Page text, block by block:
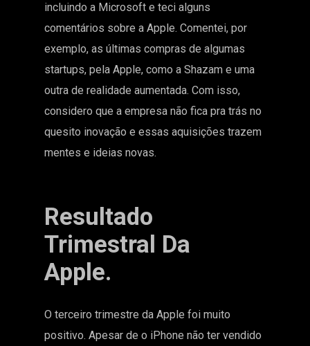
incluindo a Microsoft e teci alguns
comentários sobre a Apple. Comentei, por
exemplo, as últimas compras de algumas
startups, pela Apple, como a Shazam e uma
outra de realidade aumentada. Com isso,
considero que a empresa não fica pra trás no
quesito inovação e essas aquisições trazem
mentes e ideias novas.
Resultado
Trimestral Da
Apple.
O terceiro trimestre da Apple foi muito
positivo. Apesar de o iPhone não ter vendido